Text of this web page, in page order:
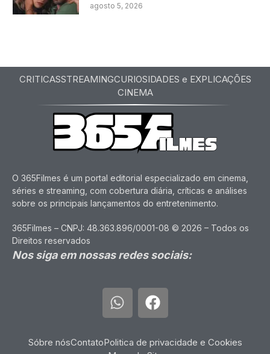
agosto 5, 2026
CRITICASSTREAMINGCURIOSIDADES e EXPLICAÇÕES
CINEMA
O 365Filmes é um portal editorial especializado em cinema,
séries e streaming, com cobertura diária, críticas e análises
sobre os principais lançamentos do entretenimento.
365Filmes – CNPJ: 48.363.896/0001-08 © 2026 – Todos os
Direitos reservados
Nos siga em nossas redes sociais:
Sóbre nósContatoPolitica de privacidade e Cookies